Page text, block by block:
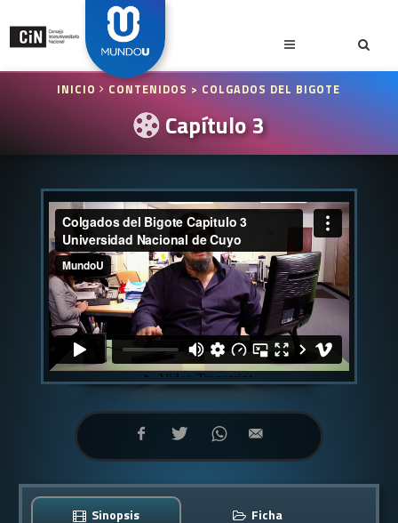
INICIO CONTENIDOS > COLGADOS DEL BIGOTE
Capítulo 3
Sinopsis
Ficha